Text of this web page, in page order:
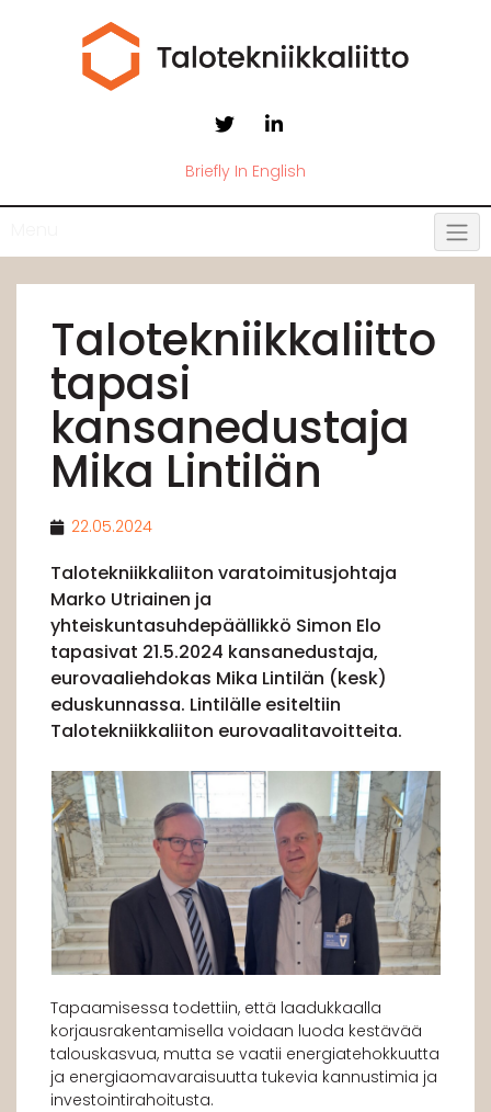
Briefly In English
Talotekniikkaliitto
tapasi
kansanedustaja
Mika Lintilän
22.05.2024
Talotekniikkaliiton varatoimitusjohtaja
Marko Utriainen ja
yhteiskuntasuhdepäällikkö Simon Elo
tapasivat 21.5.2024 kansanedustaja,
eurovaaliehdokas Mika Lintilän (kesk)
eduskunnassa. Lintilälle esiteltiin
Talotekniikkaliiton eurovaalitavoitteita.
Tapaamisessa todettiin, että laadukkaalla
korjausrakentamisella voidaan luoda kestävää
talouskasvua, mutta se vaatii energiatehokkuutta
ja energiaomavaraisuutta tukevia kannustimia ja
investointirahoitusta.